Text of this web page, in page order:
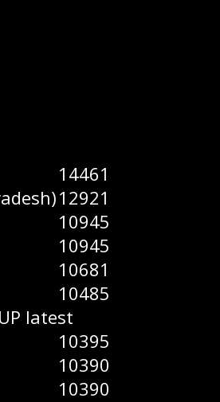
14461
12921
10945
10945
10681
10485
latest
10395
10390
10390